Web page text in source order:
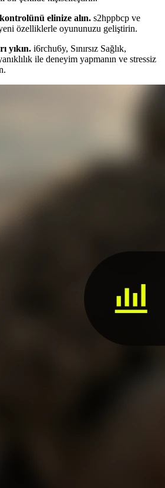
elinize alın. s2hppbcp ve
özelliklerle oyununuzu geliştirin.
yıkın. i6rchu6y, Sınırsız Sağlık,
ile deneyim yapmanın ve stressiz